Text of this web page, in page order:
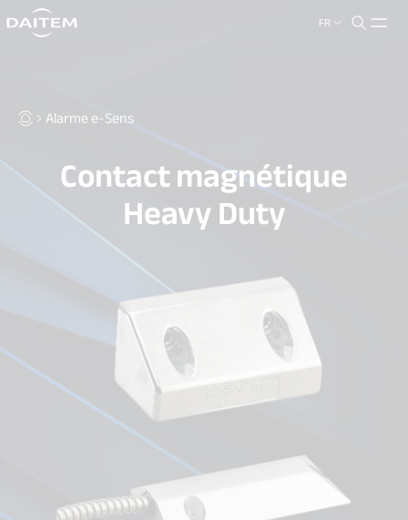
FR
search.label
Alarme e-Sens
Contact magnétique
Heavy Duty